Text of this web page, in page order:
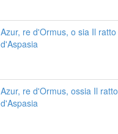
Azur, re d'Ormus, o sia Il ratto
d'Aspasia
Azur, re d'Ormus, ossia Il ratto
d'Aspasia